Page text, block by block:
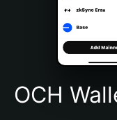
Português (Brasil)
Español (Argentina)
OCH